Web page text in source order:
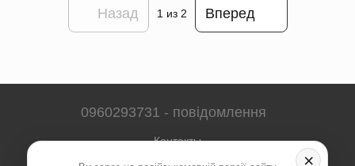
Назад 1из 2 Вперед
0960293731 - повідомлення
Контакты
×